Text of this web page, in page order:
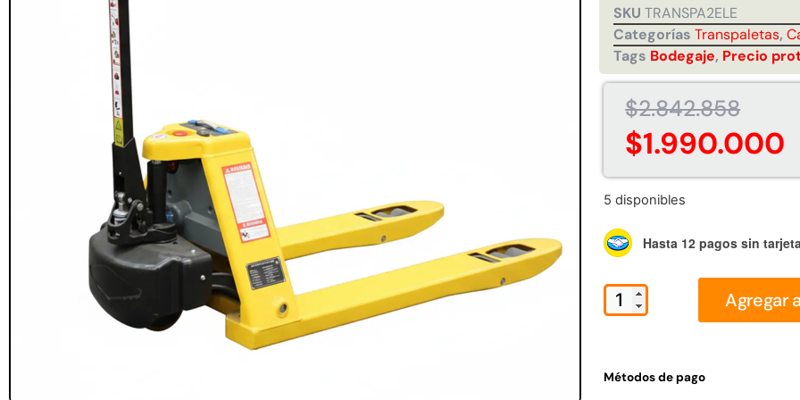
SKUTRANSPA2ELE
Categorías Transpaletas,
Tags Bodegaje, Precio
$2.842.858
$1.990.000
5 disponibles
Hasta 12 pagos sin tarjeta
Agregar
Métodos de pago
Seguridad y estacionamiento
Pisos gradas y gomas
Pisos técnicos y deportivos
Ver más
FILTRAR POR COLOR
Rojo
Azul
Amarillo
Gris
Verde 16
Café 14
12
Blanco 11
Negro/Amarillo 9
Naranjo
Juego Modular 40
QplayGround
$4.859.984
USA: Crown densidad